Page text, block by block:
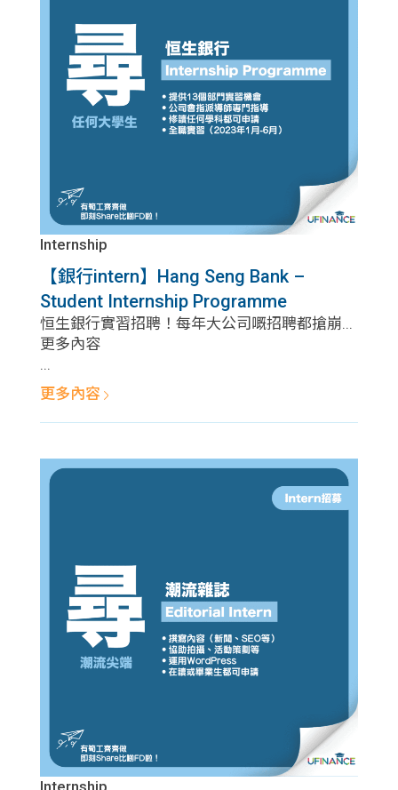
Internship
【銀行intern】Hang Seng Bank –
Student Internship Programme
恒生銀行實習招聘！每年大公司嘅招聘都搶崩...
更多內容
...
更多內容